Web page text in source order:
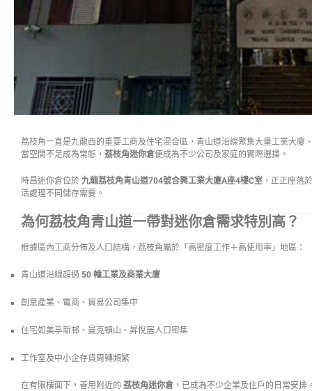
荔枝角一直是九龍西的重要工商及住宅混合區，青山道沿線聚集大量工業大廈
當空間不足成為常態， 荔枝角迷你倉便成為不少公司及家庭的實際選擇。
時昌迷你倉位於 九龍荔枝角青山道704號合興工業大廈A座4樓C室 ，正正座落
活處理不同儲存需要。
為何荔枝角青山道一帶對迷你倉需求特別高？
根據區內工商分佈及人口結構，荔枝角屬於「高密度工作＋高使用率」地區：
青山道沿線超過 50 幢工業及商業大廈
創意產業、電商、貿易公司集中
住宅如美孚新邨、曼克頓山、昇悅居人口密集
工作室及中小企存貨周轉頻繁
在有限樓面下，善用附近的 荔枝角迷你倉 ，已成為不少企業及住戶的日常安排